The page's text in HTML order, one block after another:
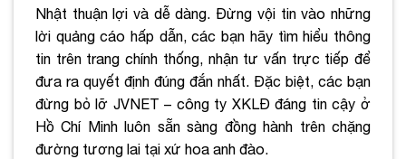
Nhật thuận lợi và dễ dàng. Đừng vội tin vào những
lời quảng cáo hấp dẫn, các bạn hãy tìm hiểu thông
tin trên trang chính thống, nhận tư vấn trực tiếp để
đưa ra quyết định đúng đắn nhất. Đặc biệt, các bạn
đừng bỏ lỡ JVNET – công ty XKLĐ đáng tin cậy ở
Hồ Chí Minh luôn sẵn sàng đồng hành trên chặng
đường tương lai tại xứ hoa anh đào.